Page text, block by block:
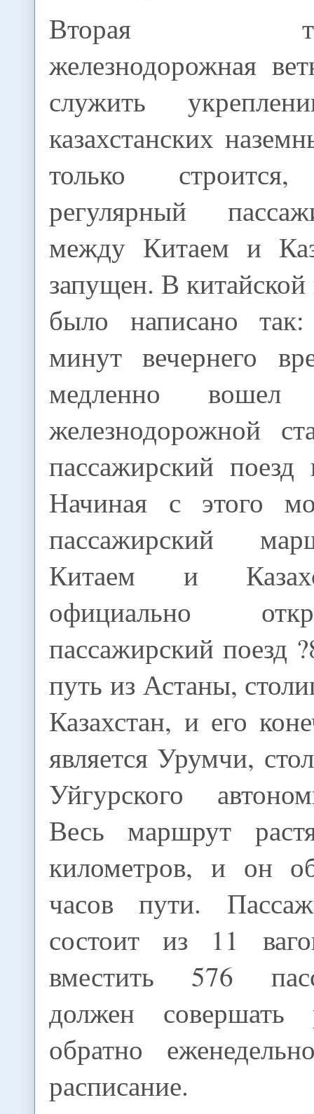
Вторая
железнодорожная
служить
казахстанских
только
регулярный
между Китаем и
запущен. В китайской
было написано
минут вечернего
медленно
железнодорожной
пассажирский поезд
Начиная с этого
пассажирский
Китаем и
официально
пассажирский поезд
путь из Астаны,
Казахстан, и его
является Урумчи,
Уйгурского
Весь маршрут
километров, и он
часов пути.
состоит из 11
вместить 576
должен
обратно
расписание.